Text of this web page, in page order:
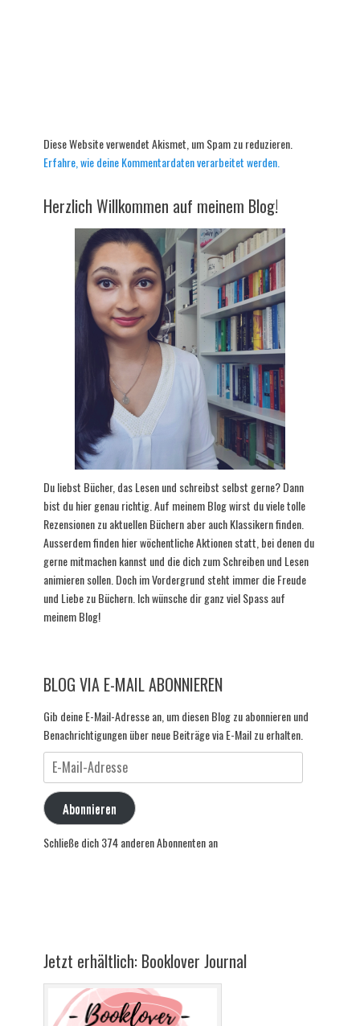
Diese Website verwendet Akismet, um Spam zu reduzieren.
Erfahre, wie deine Kommentardaten verarbeitet werden.
Herzlich Willkommen auf meinem Blog!
Du liebst Bücher, das Lesen und schreibst selbst gerne? Dann
bist du hier genau richtig. Auf meinem Blog wirst du viele tolle
Rezensionen zu aktuellen Büchern aber auch Klassikern finden.
Ausserdem finden hier wöchentliche Aktionen statt, bei denen du
gerne mitmachen kannst und die dich zum Schreiben und Lesen
animieren sollen. Doch im Vordergrund steht immer die Freude
und Liebe zu Büchern. Ich wünsche dir ganz viel Spass auf
meinem Blog!
BLOG VIA E-MAIL ABONNIEREN
Gib deine E-Mail-Adresse an, um diesen Blog zu abonnieren und
Benachrichtigungen über neue Beiträge via E-Mail zu erhalten.
Mail-
Adresse
Abonnieren
Schließe dich 374 anderen Abonnenten an
Jetzt erhältlich: Booklover Journal